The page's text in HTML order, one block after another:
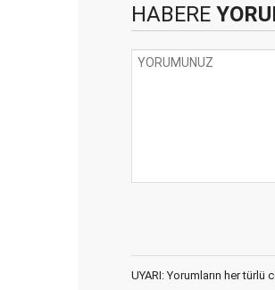
HABERE
UYARI: Yorumların her